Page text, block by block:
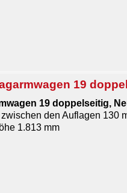
19
19 doppelseitig,
den Auflagen 130
1.813 mm